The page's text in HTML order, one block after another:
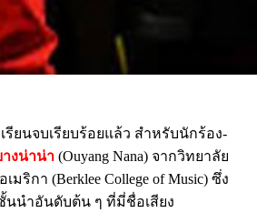
ยนจบเรียบร้อยแล้ว สำหรับนักร้อง-
งน่าน่า (Ouyang Nana) จากวิทยาลัย
มริกา (Berklee College of Music) ซึ่ง
นนำอันดับต้น ๆ ที่มี่ชื่อเสียง